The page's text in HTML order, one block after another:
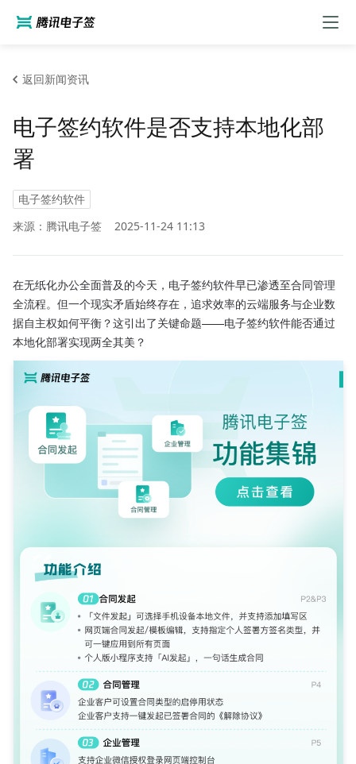
返回新闻资讯
电子签约软件是否支持本地化部
署
电子签约软件
来源：腾讯电子签
2025-11-24 11:13
在无纸化办公全面普及的今天，电子签约软件早已渗透至合同管理
全流程。但一个现实矛盾始终存在，追求效率的云端服务与企业数
据自主权如何平衡？这引出了关键命题——电子签约软件能否通过
本地化部署实现两全其美？